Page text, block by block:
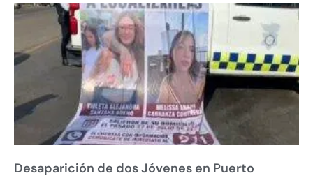
Desaparición de dos Jóvenes en Puerto